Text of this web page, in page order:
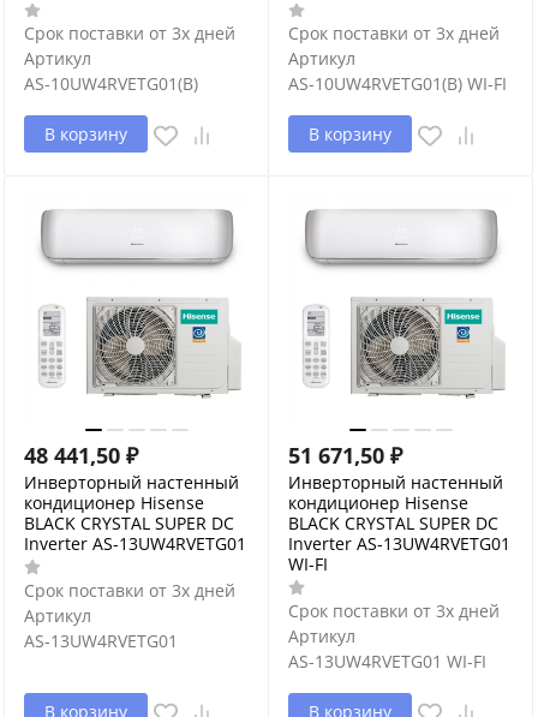
Срок поставки от 3х дней
Артикул
AS-10UW4RVETG01(B)
В корзину
Срок поставки от 3х дней
Артикул
AS-10UW4RVETG01(B) WI-FI
В корзину
48 441,50 ₽
Инверторный настенный
кондиционер Hisense
BLACK CRYSTAL SUPER DC
Inverter AS-13UW4RVETG01
Срок поставки от 3х дней
Артикул
AS-13UW4RVETG01
В корзину
51 671,50 ₽
Инверторный настенный
кондиционер Hisense
BLACK CRYSTAL SUPER DC
Inverter AS-13UW4RVETG01
WI-FI
Срок поставки от 3х дней
Артикул
AS-13UW4RVETG01 WI-FI
В корзину